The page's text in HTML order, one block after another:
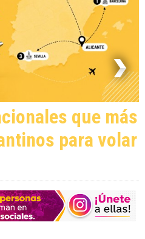
que más
para volar